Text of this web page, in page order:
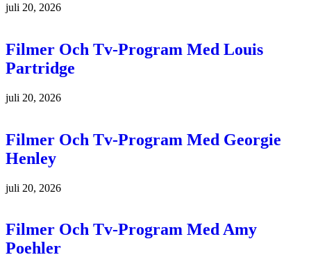
juli 20, 2026
Filmer Och Tv-Program Med Louis
Partridge
juli 20, 2026
Filmer Och Tv-Program Med Georgie
Henley
juli 20, 2026
Filmer Och Tv-Program Med Amy
Poehler